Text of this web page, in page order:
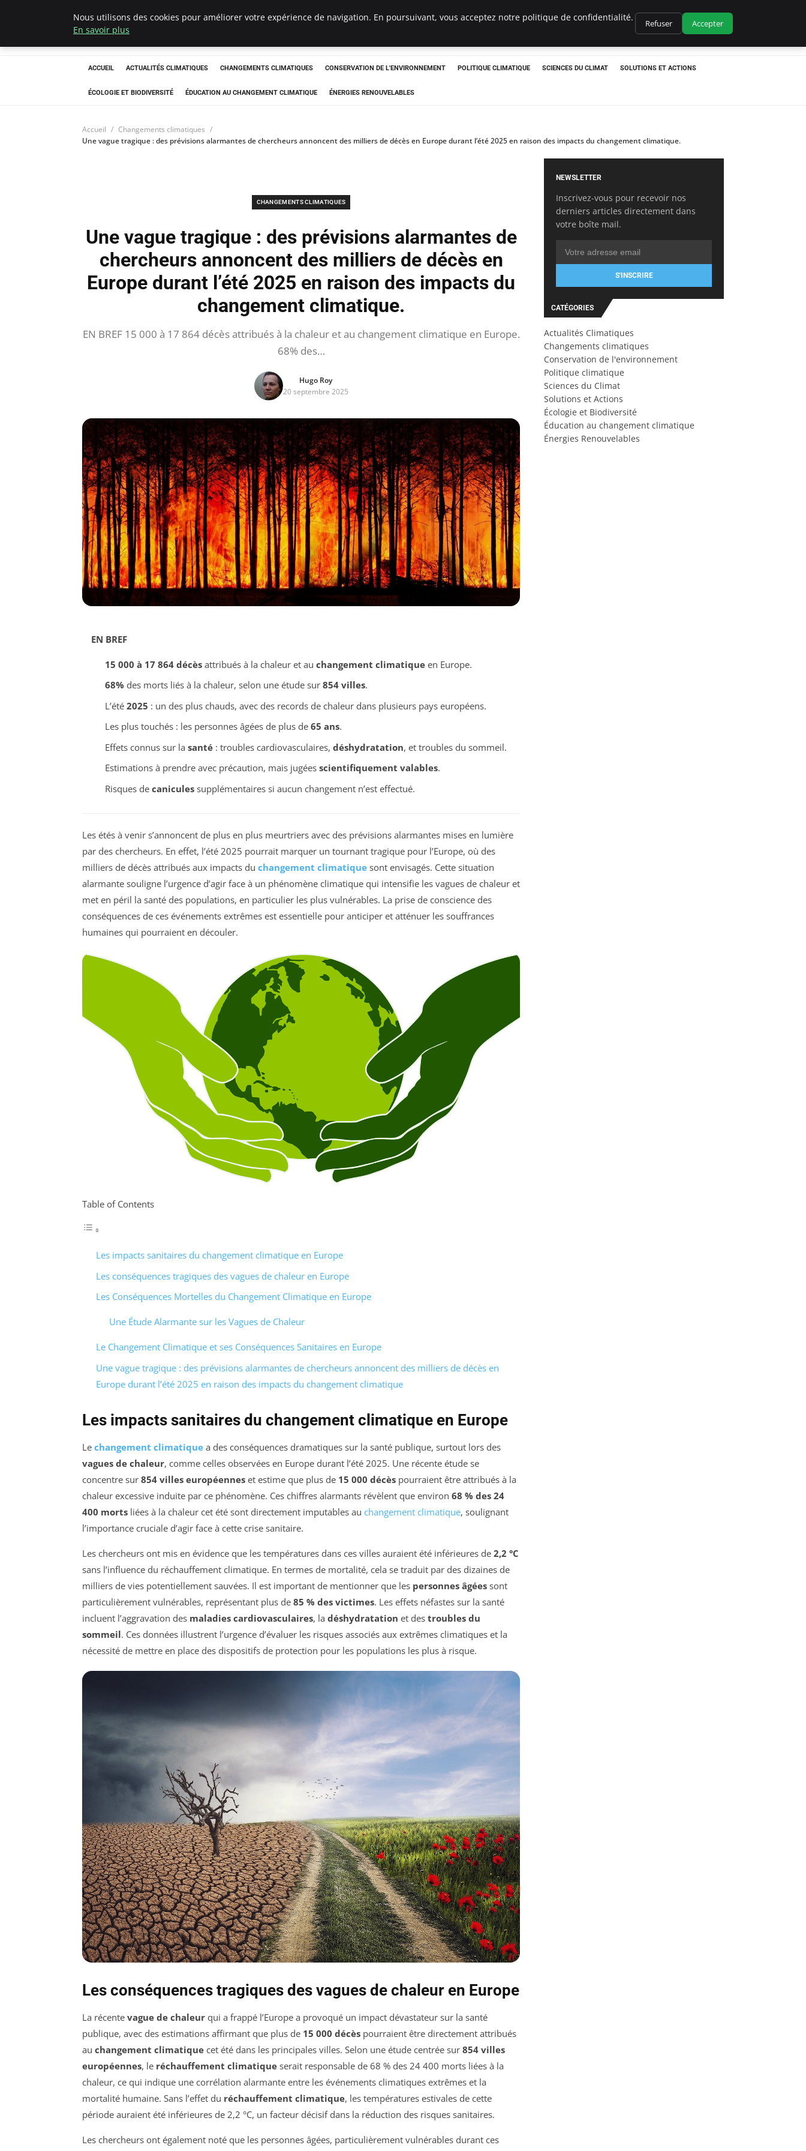
Climatedebtagents
ACCUEIL ACTUALITÉS CLIMATIQUES CHANGEMENTS CLIMATIQUES CONSERVATION DE L'ENVIRONNEMENT POLITIQUE CLIMATIQUE SCIENCES DU CLIMAT SOLUTIONS ET ACTIONS
ÉCOLOGIE ET BIODIVERSITÉ ÉDUCATION AU CHANGEMENT CLIMATIQUE ÉNERGIES RENOUVELABLES
Accueil
Changements climatiques
Une vague tragique : des prévisions alarmantes de chercheurs annoncent des milliers de décès en Europe durant l’été 2025 en raison des impacts du changement climatique.
CHANGEMENTS CLIMATIQUES
Une vague tragique : des prévisions alarmantes de
chercheurs annoncent des milliers de décès en
Europe durant l’été 2025 en raison des impacts du
changement climatique.
EN BREF 15 000 à 17 864 décès attribués à la chaleur et au changement climatique en Europe.
68% des…
Hugo Roy
20 septembre 2025
EN BREF
15 000 à 17 864 décèsattribués à la chaleur et au changement climatiqueen Europe.
68% des morts liés à la chaleur, selon une étude sur 854 villes.
L’été 2025 : un des plus chauds, avec des records de chaleur dans plusieurs pays européens.
Les plus touchés : les personnes âgées de plus de 65 ans.
Effets connus sur la santé: troubles cardiovasculaires, déshydratation, et troubles du sommeil.
Estimations à prendre avec précaution, mais jugées scientifiquement valables.
Risques de caniculessupplémentaires si aucun changement n’est effectué.
Les étés à venir s’annoncent de plus en plus meurtriers avec des prévisions alarmantes mises en lumière
par des chercheurs. En effet, l’été 2025 pourrait marquer un tournant tragique pour l’Europe, où des
milliers de décès attribués aux impacts du changement climatique sont envisagés. Cette situation
alarmante souligne l’urgence d’agir face à un phénomène climatique qui intensifie les vagues de chaleur et
met en péril la santé des populations, en particulier les plus vulnérables. La prise de conscience des
conséquences de ces événements extrêmes est essentielle pour anticiper et atténuer les souffrances
humaines qui pourraient en découler.
Table of Contents
Les impacts sanitaires du changement climatique en Europe
Les conséquences tragiques des vagues de chaleur en Europe
Les Conséquences Mortelles du Changement Climatique en Europe
Une Étude Alarmante sur les Vagues de Chaleur
Le Changement Climatique et ses Conséquences Sanitaires en Europe
Une vague tragique : des prévisions alarmantes de chercheurs annoncent des milliers de décès en
Europe durant l’été 2025 en raison des impacts du changement climatique
Les impacts sanitaires du changement climatique en Europe
Le changement climatique a des conséquences dramatiques sur la santé publique, surtout lors des
vagues de chaleur, comme celles observées en Europe durant l’été 2025. Une récente étude se
concentre sur 854 villes européennes et estime que plus de 15 000 décès pourraient être attribués à la
chaleur excessive induite par ce phénomène. Ces chiffres alarmants révèlent que environ 68 % des 24
400 morts liées à la chaleur cet été sont directement imputables au changement climatique, soulignant
l’importance cruciale d’agir face à cette crise sanitaire.
Les chercheurs ont mis en évidence que les températures dans ces villes auraient été inférieures de 2,2 °C
sans l’influence du réchauffement climatique. En termes de mortalité, cela se traduit par des dizaines de
milliers de vies potentiellement sauvées. Il est important de mentionner que les personnes âgées sont
particulièrement vulnérables, représentant plus de 85 % des victimes. Les effets néfastes sur la santé
incluent l’aggravation des maladies cardiovasculaires, la déshydratation et des troubles du
sommeil. Ces données illustrent l’urgence d’évaluer les risques associés aux extrêmes climatiques et la
nécessité de mettre en place des dispositifs de protection pour les populations les plus à risque.
Les conséquences tragiques des vagues de chaleur en Europe
La récente vague de chaleur qui a frappé l’Europe a provoqué un impact dévastateur sur la santé
publique, avec des estimations affirmant que plus de 15 000 décès pourraient être directement attribués
au changement climatique cet été dans les principales villes. Selon une étude centrée sur 854 villes
européennes, le réchauffement climatique serait responsable de 68 % des 24 400 morts liées à la
chaleur, ce qui indique une corrélation alarmante entre les événements climatiques extrêmes et la
mortalité humaine. Sans l’effet du réchauffement climatique, les températures estivales de cette
période auraient été inférieures de 2,2 °C, un facteur décisif dans la réduction des risques sanitaires.
Les chercheurs ont également noté que les personnes âgées, particulièrement vulnérables durant ces
NEWSLETTER
Inscrivez-vous pour recevoir nos
derniers articles directement dans
votre boîte mail.
S'INSCRIRE
CATÉGORIES
Actualités Climatiques
Changements climatiques
Conservation de l'environnement
Politique climatique
Sciences du Climat
Solutions et Actions
Écologie et Biodiversité
Éducation au changement climatique
Énergies Renouvelables
Nous utilisons des cookies pour améliorer votre expérience de navigation. En poursuivant, vous acceptez notre politique de confidentialité.
En savoir plus
Refuser Accepter